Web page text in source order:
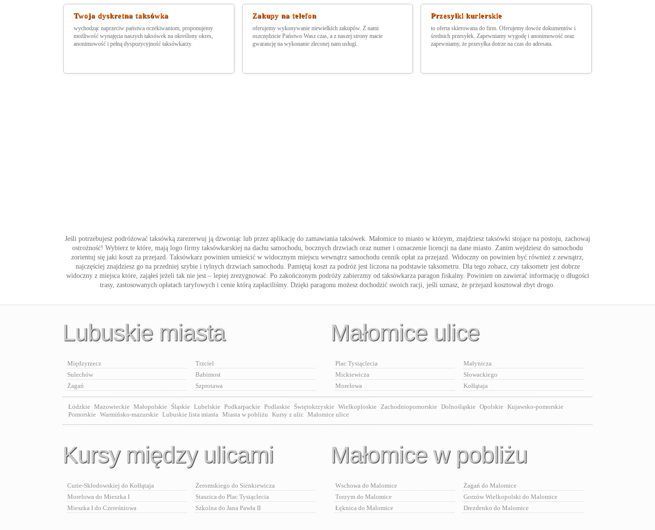
Twoja dyskretna taksówka
wychodząc naprzeciw państwa oczekiwaniom, proponujemy
możliwość wynajęcia naszych taksówek na określony okres,
anonimowość i pełną dyspozycyjność taksówkarzy.
Zakupy na telefon
oferujemy wykonywanie niewielkich zakupów. Z nami
oszczędzicie Państwo Wasz czas, a z naszej strony macie
gwarancję na wykonanie zleconej nam usługi.
Przesyłki kurierskie
to oferta skierowana do firm. Oferujemy dowóz dokumentów i
średnich przesyłek. Zapewniamy wygodę i anonimowość oraz
zapewniamy, że przesyłka dotrze na czas do adresata.
Jeśli potrzebujesz podróżować taksówką zarezerwuj ją dzwoniąc lub przez aplikację do zamawiania taksówek. Małomice to miasto w którym, znajdziesz taksówki stojące na postoju, zachowaj
ostrożność! Wybierz te które, mają logo firmy taksówkarskiej na dachu samochodu, bocznych drzwiach oraz numer i oznaczenie licencji na dane miasto. Zanim wejdziesz do samochodu
zorientuj się jaki koszt za przejazd. Taksówkarz powinien umieścić w widocznym miejscu wewnątrz samochodu cennik opłat za przejazd. Widoczny on powinien być również z zewnątrz,
najczęściej znajdziesz go na przedniej szybie i tylnych drzwiach samochodu. Pamiętaj koszt za podróż jest liczona na podstawie taksometru. Dla tego zobacz, czy taksometr jest dobrze
widoczny z miejsca które, zająłeś jeżeli tak nie jest – lepiej zrezygnować. Po zakończonym podróży zabierzmy od taksówkarza paragon fiskalny. Powinien on zawierać informację o długości
trasy, zastosowanych opłatach taryfowych i cenie którą zapłaciliśmy. Dzięki paragonu możesz dochodzić swoich racji, jeśli uznasz, że przejazd kosztował zbyt drogo.
Lubuskie miasta
Międzyrzecz
Trzciel
Sulechów
Babimost
Żagań
Szprotawa
Małomice ulice
Plac Tysiąclecia
Małynicza
Mickiewicza
Słowackiego
Morelowa
Kołłątaja
Łódzkie Mazowieckie Małopolskie Śląskie Lubelskie Podkarpackie Podlaskie Świętokrzyskie Wielkoploskie Zachodniopomorskie Dolnośląskie Opolskie Kujawsko-pomorskie
Pomorskie Warmińsko-mazurskie Lubuskie lista miasta Miasta w pobliżu Kursy z ulic Małomice ulice
Kursy między ulicami
Curie-Skłodowskiej do Kołłątaja
Żeromskiego do Sienkiewicza
Morelowa do Mieszka I
Staszica do Plac Tysiąclecia
Mieszka I do Czereśniowa
Szkolna do Jana Pawła II
Małomice w pobliżu
Wschowa do Malomice
Żagań do Malomice
Torzym do Malomice
Gorzów Wielkopolski do Malomice
Łęknica do Malomice
Drezdenko do Malomice